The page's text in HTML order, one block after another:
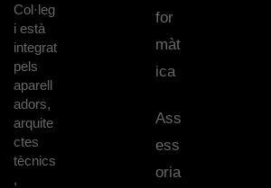
Col·leg
i està
integrat
pels
aparell
adors,
arquite
ctes
tècnics
,
for
màt
ica
Ass
ess
oria